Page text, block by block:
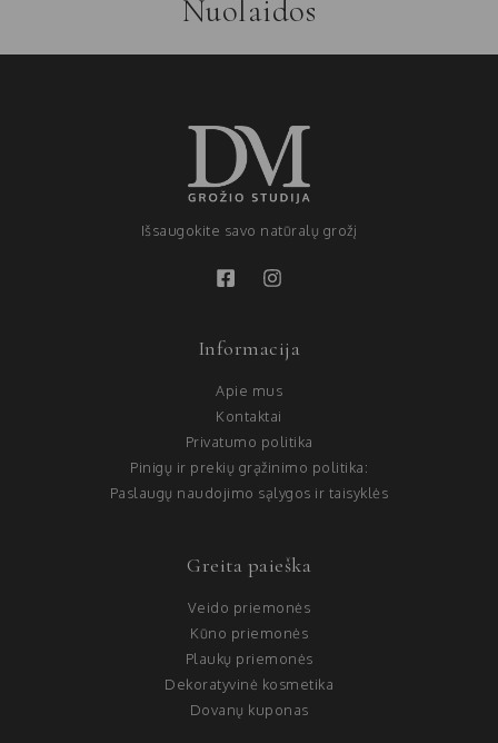
Nuolaidos
Išsaugokite savo natūralų grožį
Informacija
Apie mus
Kontaktai
Privatumo politika
Pinigų ir prekių grąžinimo politika:
Paslaugų naudojimo sąlygos ir taisyklės
Greita paieška
Veido priemonės
Kūno priemonės
Plaukų priemonės
Dekoratyvinė kosmetika
Dovanų kuponas